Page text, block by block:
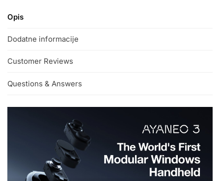
e
Opis
Dodatne informacije
Customer Reviews
Questions & Answers